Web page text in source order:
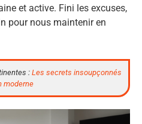
et active. Fini les excuses,
pour nous maintenir en
:Les secrets insoupçonnés
moderne